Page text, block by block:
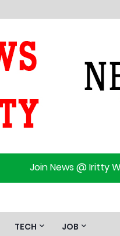
Join News @ Iritty
TECH JOB